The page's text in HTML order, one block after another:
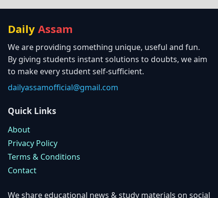
Daily Assam
We are providing something unique, useful and fun.
By giving students instant solutions to doubts, we aim
to make every student self-sufficient.
dailyassamofficial@gmail.com
Quick Links
About
Privacy Policy
Terms & Conditions
Contact
We share educational news & study materials on social